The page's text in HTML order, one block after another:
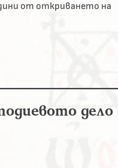
от откриването на
дело